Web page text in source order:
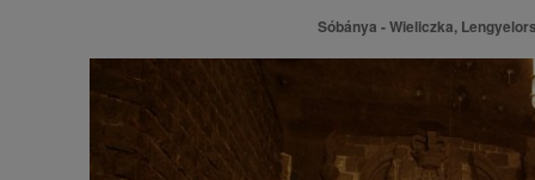
Sóbánya - Wieliczka,